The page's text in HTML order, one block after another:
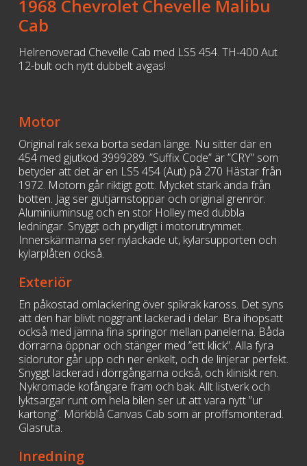
1968 Chevrolet Chevelle Malibu
Cab
Helrenoverad Chevelle Cab med LS5 454. TH-400 Aut
12-bult och nytt dubbelt avgas!
Motor
Original rak sexa borta sedan länge. Nu sitter där en
454 med gjutkod 3999289. ”Suffix Code” är ”CRY” som
betyder att det är en LS5 454 (Aut) på 270 Hästar från
1972. Motorn går riktigt gott. Mycket stark ända från
botten. Jag ser gjutjärnstoppar och original grenrör.
Aluminiuminsug och en stor Holley med dubbla
ledningar. Snyggt och prydligt i motorutrymmet.
Innerskärmarna ser nylackade ut, kylarsupporten och
kylarplåten också.
Exteriör
En påkostad omlackering över spikrak kaross. Det syns
att den har blivit noggrant lackerad i delar. Bra ihopsatt
också med jämna fina springor mellan panelerna. Båda
dörrarna öppnar och stänger med ”ett klick”. Alla fyra
sidorutor går upp och ner enkelt, och de linjerar perfekt.
Snyggt lackerad i dörrgångarna också, och kliniskt ren.
Nykromade kofångare fram och bak. Allt listverk och
lyktsargar runt om hela bilen ser ut att vara nytt ”ur
kartong”. Mörkblå Canvas Cab som är proffsmonterad.
Glasruta.
Inredning